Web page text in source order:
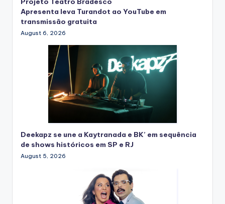
Apresenta leva Turandot ao YouTube em
transmissão gratuita
August 6, 2026
Deekapz se une a Kaytranada e BK’ em sequência
de shows históricos em SP e RJ
August 5, 2026